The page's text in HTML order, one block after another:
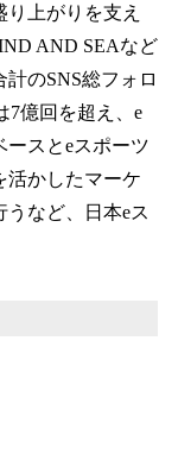
上がりを支え
AND SEAなど
のSNS総フォロ
7億回を超え、e
ースとeスポーツ
活かしたマーケ
など、日本eス